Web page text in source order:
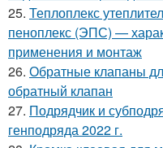
25. Теплоплекс
пеноплекс (ЭПС) —
применения и монтаж
26. Обратные клапаны
обратный клапан
27. Подрядчик и
генподряда 2022 г.